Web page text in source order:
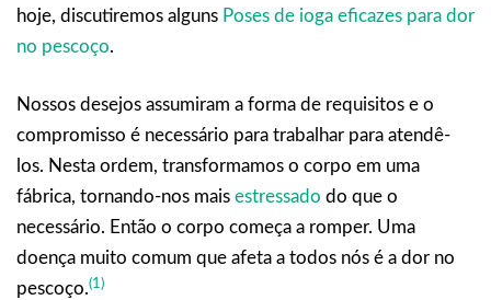
hoje, discutiremos alguns Poses de ioga eficazes para dor
no pescoço.
Nossos desejos assumiram a forma de requisitos e o
compromisso é necessário para trabalhar para atendê-
los. Nesta ordem, transformamos o corpo em uma
fábrica, tornando-nos mais estressado do que o
necessário. Então o corpo começa a romper. Uma
doença muito comum que afeta a todos nós é a dor no
pescoço.(1)